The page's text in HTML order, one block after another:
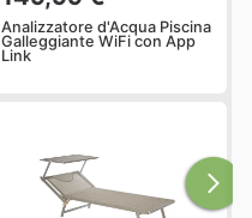
Analizzatore d'Acqua Piscina
Galleggiante WiFi con App
Link